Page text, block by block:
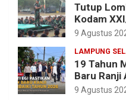
Tutup
Kodam
043/
9 Agustus
LAMPUNG
19 Tahun
Baru Ranji
Diperbaiki
9 Agustus